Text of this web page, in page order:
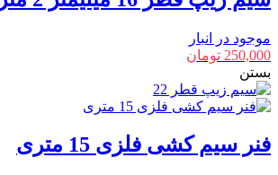
موجود در انبار
250,000 تومان
بستن
فنر سیم کشی فلزی 15 متری